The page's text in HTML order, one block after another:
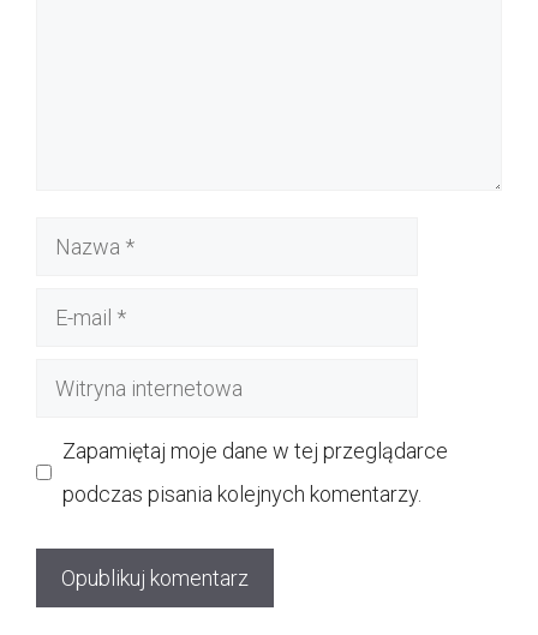
Nazwa
Witryna
Zapamiętaj moje dane w tej przeglądarce
podczas pisania kolejnych komentarzy.